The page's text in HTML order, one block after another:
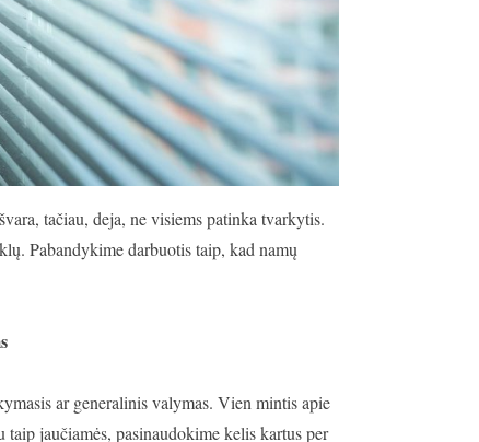
tačiau, deja, ne visiems patinka tvarkytis.
Pabandykime darbuotis taip, kad namų
ar generalinis valymas. Vien mintis apie
jaučiamės, pasinaudokime kelis kartus per